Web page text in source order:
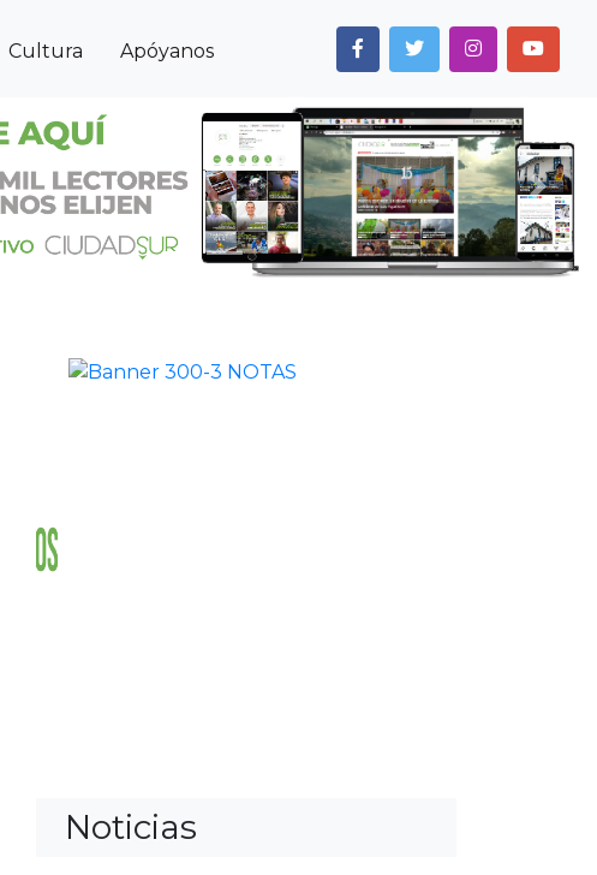
Cultura Apóyanos
Next